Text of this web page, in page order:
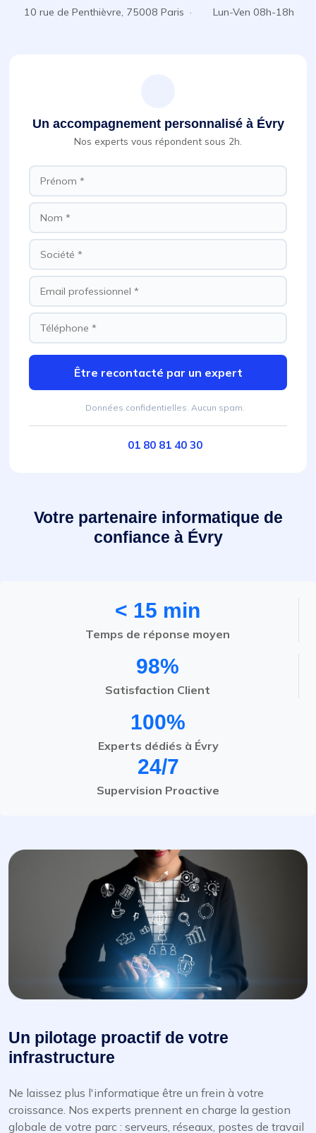
10 rue de Penthièvre, 75008 Paris · Lun-Ven 08h-18h
Un accompagnement personnalisé à Évry
Nos experts vous répondent sous 2h.
Être recontacté par un expert
Données confidentielles. Aucun spam.
01 80 81 40 30
Votre partenaire informatique de
confiance à Évry
< 15 min
Temps de réponse moyen
98%
Satisfaction Client
100%
Experts dédiés à Évry
24/7
Supervision Proactive
Un pilotage proactif de votre
infrastructure
Ne laissez plus l'informatique être un frein à votre
croissance. Nos experts prennent en charge la gestion
globale de votre parc : serveurs, réseaux, postes de travail